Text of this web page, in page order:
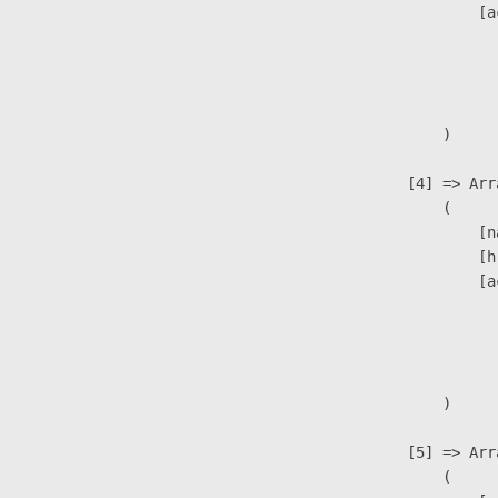
                        )
[4] =>
                        (
                        )
[5] =>
                        (